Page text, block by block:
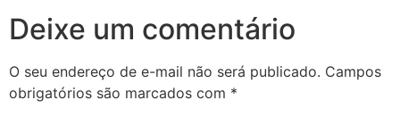
Deixe um comentário
O seu endereço de e-mail não será publicado. Campos
obrigatórios são marcados com *